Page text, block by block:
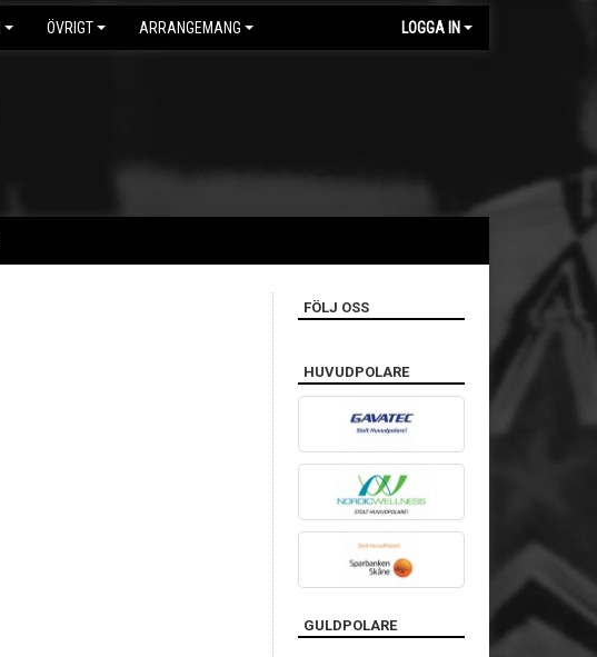
ÖVRIGT ARRANGEMANG LOGGA IN
FÖLJ OSS
HUVUDPOLARE
GULDPOLARE